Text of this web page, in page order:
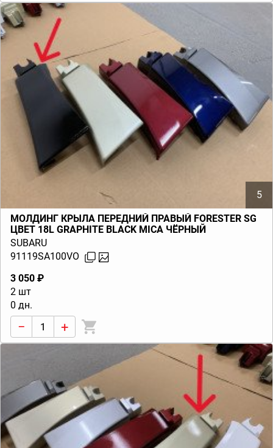
5
МОЛДИНГ КРЫЛА ПЕРЕДНИЙ ПРАВЫЙ FORESTER SG
ЦВЕТ 18L GRAPHITE BLACK MICA ЧЁРНЫЙ
SUBARU
91119SA100VO
3 050 ₽
2 шт
0 дн.
− +